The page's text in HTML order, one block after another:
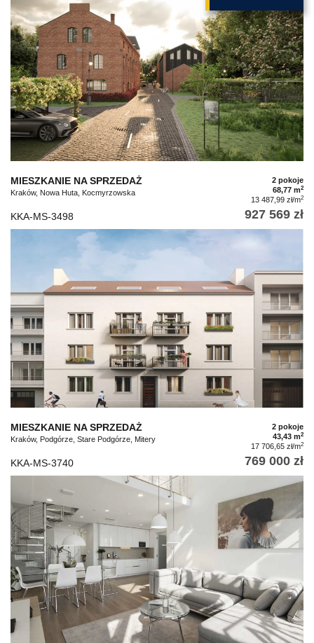
MIESZKANIE NA SPRZEDAŻ
Kraków, Nowa Huta, Kocmyrzowska
2 pokoje
68,77 m2
13 487,99 zł/m2
KKA-MS-3498 927 569 zł
MIESZKANIE NA SPRZEDAŻ
Kraków, Podgórze, Stare Podgórze, Mitery
2 pokoje
43,43 m2
17 706,65 zł/m2
KKA-MS-3740 769 000 zł